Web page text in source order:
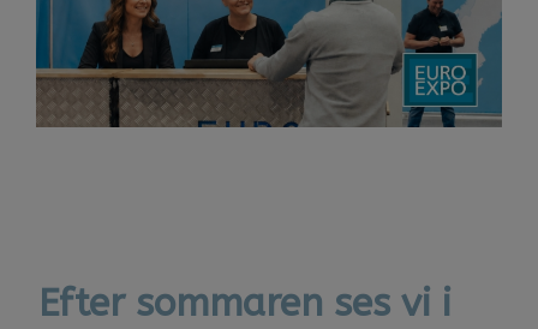
Efter sommaren ses vi i